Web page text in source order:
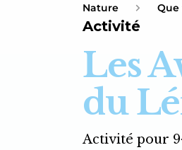
Nature Que
Activité
Les
du
Activité pour 9-